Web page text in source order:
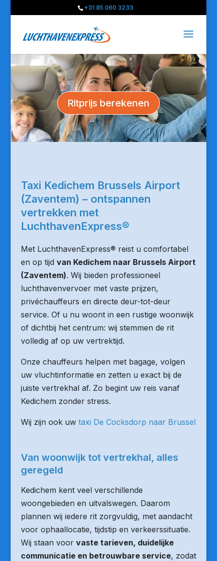
+31 85 060 3233
Ritprijs berekenen
Taxi Kedichem Brussels Airport
(Zaventem) – ontspannen
vertrekken met
LuchthavenExpress®
Met LuchthavenExpress® reist u comfortabel
en op tijd van Kedichem naar Brussels Airport
(Zaventem). Wij bieden professioneel
luchthavenvervoer met vaste prijzen,
privéchauffeurs en directe deur-tot-deur
service. Of u nu woont in een rustige woonwijk
of dichtbij het centrum: wij stemmen de rit
volledig af op uw vertrektijd.
Onze chauffeurs helpen met bagage, volgen
uw vluchtinformatie en zetten u exact bij de
juiste vertrekhal af. Zo begint uw reis vanaf
Kedichem zonder stress.
Wij zijn ook uw taxi De Cocksdorp naar Brussel
Van woonwijk tot vertrekhal, alles
geregeld
Kedichem kent veel verschillende
woongebieden en uitvalswegen. Daarom
plannen wij iedere rit zorgvuldig, met aandacht
voor ophaallocatie, tijdstip en verkeerssituatie.
Wij staan voor vaste tarieven, duidelijke
communicatie en betrouwbare service, zodat